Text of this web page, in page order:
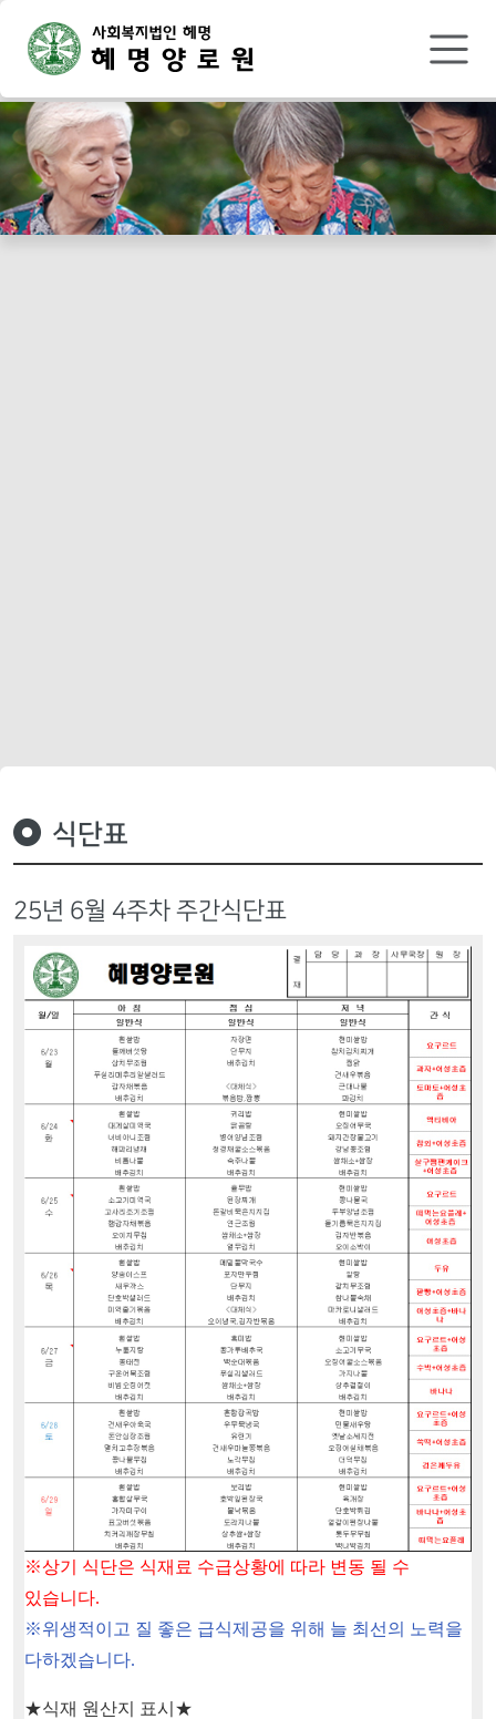
식단표
25년 6월 4주차 주간식단표
※상기 식단은 식재료 수급상황에 따라 변동 될 수
있습니다.
※위생적이고 질 좋은 급식제공을 위해 늘 최선의 노력을
다하겠습니다.
★식재 원산지 표시 ★